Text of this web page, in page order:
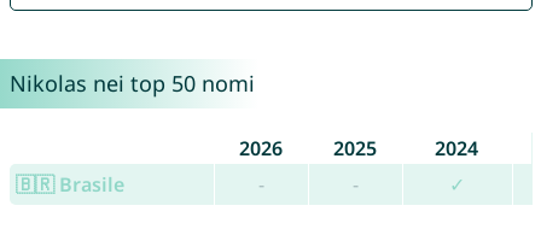
Nikolas nei top 50 nomi
2026 2025
2024
🇧🇷 Brasile
- - ✓